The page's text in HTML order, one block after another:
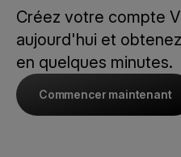
Créez votre compte
aujourd'hui et
en quelques minutes.
Commencer maintenant